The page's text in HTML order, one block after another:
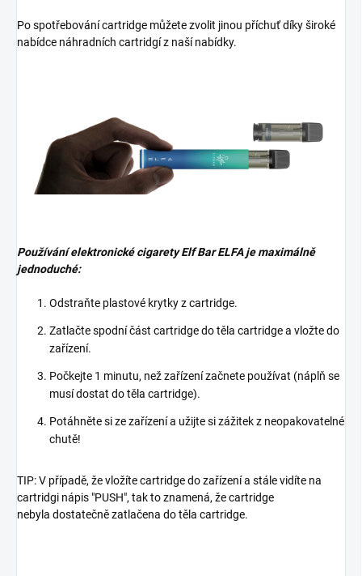
Po spotřebování cartridge můžete zvolit jinou příchuť díky široké
nabídce náhradních cartridgí z naší nabídky.
Používání elektronické cigarety Elf Bar ELFA je maximálně
jednoduché:
Odstraňte plastové krytky z cartridge.
Zatlačte spodní část cartridge do těla cartridge a vložte do
zařízení.
Počkejte 1 minutu, než zařízení začnete používat (náplň se
musí dostat do těla cartridge).
Potáhněte si ze zařízení a užijte si zážitek z neopakovatelné
chutě!
TIP: V případě, že vložíte cartridge do zařízení a stále vidíte na
cartridgi nápis "PUSH", tak to znamená, že cartridge
nebyla dostatečně zatlačena do těla cartridge.